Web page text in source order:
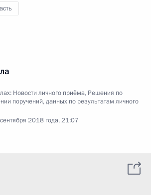
Новости личного приёма, Решения по
поручений, данных по результатам личного
2018 года, 21:07